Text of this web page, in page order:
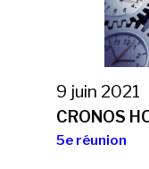
9 juin 2021
CRONOS
5e réunion